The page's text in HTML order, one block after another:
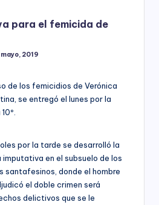
para el femicida de
2019
de los femicidios de Verónica
se entregó el lunes por la
por la tarde se desarrolló la
imputativa en el subsuelo de los
santafesinos, donde el hombre
el doble crimen será
delictivos que se le